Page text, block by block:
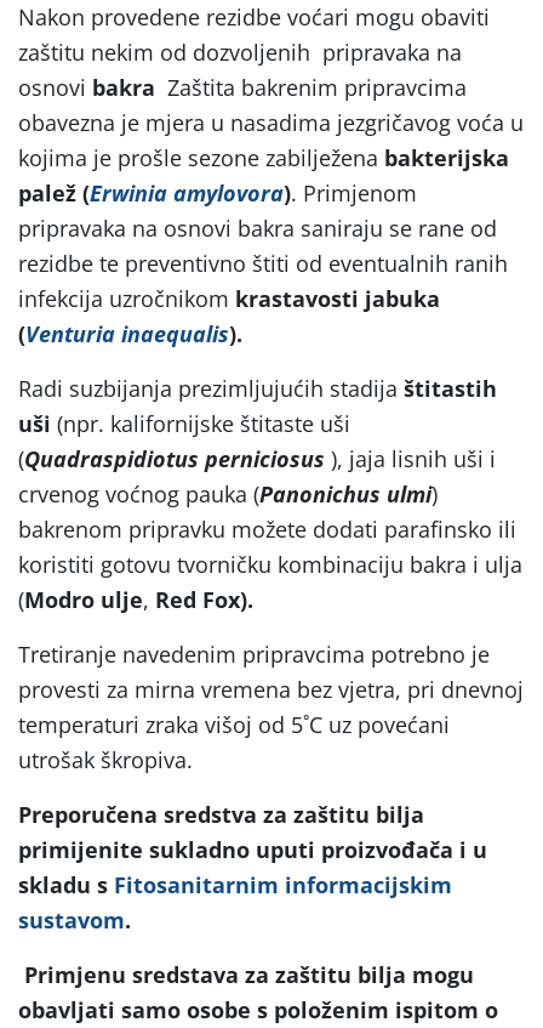
Nakon provedene rezidbe voćari mogu obaviti
zaštitu nekim od dozvoljenih pripravaka na
osnovi bakra Zaštita bakrenim pripravcima
obavezna je mjera u nasadima jezgričavog voća u
kojima je prošle sezone zabilježena bakterijska
palež (Erwinia amylovora). Primjenom
pripravaka na osnovi bakra saniraju se rane od
rezidbe te preventivno štiti od eventualnih ranih
infekcija uzročnikom krastavosti jabuka
(Venturia inaequalis).
Radi suzbijanja prezimljujućih stadija štitastih
uši (npr. kalifornijske štitaste uši
(Quadraspidiotus perniciosus ), jaja lisnih uši i
crvenog voćnog pauka (Panonichus ulmi)
bakrenom pripravku možete dodati parafinsko ili
koristiti gotovu tvorničku kombinaciju bakra i ulja
(Modro ulje, Red Fox).
Tretiranje navedenim pripravcima potrebno je
provesti za mirna vremena bez vjetra, pri dnevnoj
temperaturi zraka višoj od 5˚C uz povećani
utrošak škropiva.
Preporučena sredstva za zaštitu bilja
primijenite sukladno uputi proizvođača i u
skladu s Fitosanitarnim informacijskim
sustavom.
Primjenu sredstava za zaštitu bilja mogu
obavljati samo osobe s položenim ispitom o